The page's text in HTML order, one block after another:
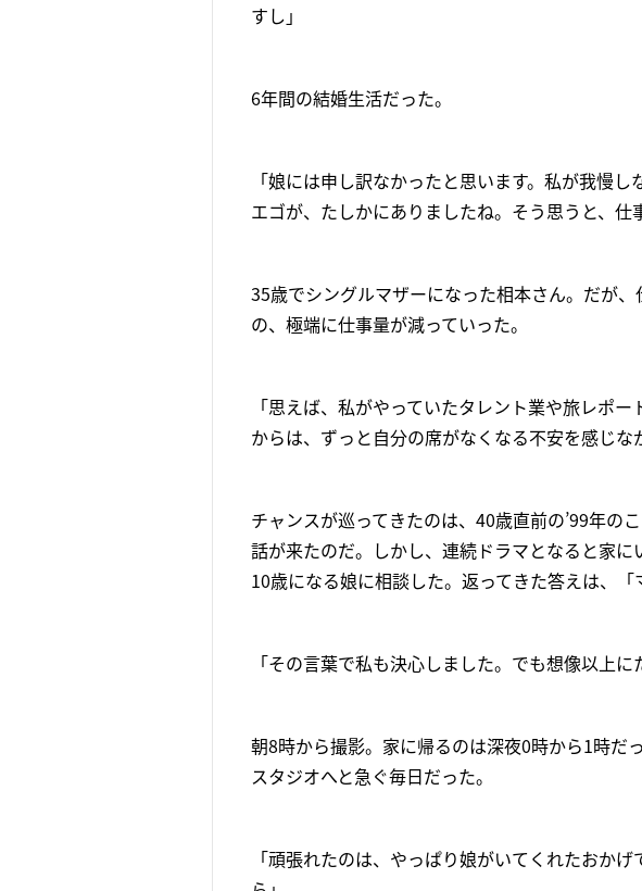
すし」
6年間の結婚生活だった。
「娘には申し訳なかったと思います。私が我慢
エゴが、たしかにありましたね。そう思うと、仕
35歳でシングルマザーになった相本さん。だが
の、極端に仕事量が減っていった。
「思えば、私がやっていたタレント業や旅レポ
からは、ずっと自分の席がなくなる不安を感じな
チャンスが巡ってきたのは、40歳直前の’99年の
話が来たのだ。しかし、連続ドラマとなると家に
10歳になる娘に相談した。返ってきた答えは、「
「その言葉で私も決心しました。でも想像以上に
朝8時から撮影。家に帰るのは深夜0時から1時だ
スタジオへと急ぐ毎日だった。
「頑張れたのは、やっぱり娘がいてくれたおか